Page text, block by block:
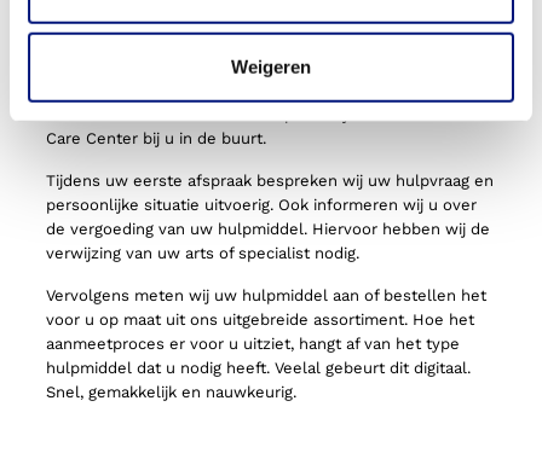
Weigeren
Uw huisarts of specialist bepaalt doorgaans of u een
orthopedisch hulpmiddel nodig heeft. Met deze verwijzing
Care Center bij u in de buurt.
Tijdens uw eerste afspraak bespreken wij uw hulpvraag en
persoonlijke situatie uitvoerig. Ook informeren wij u over
de vergoeding van uw hulpmiddel. Hiervoor hebben wij de
verwijzing van uw arts of specialist nodig.
Vervolgens meten wij uw hulpmiddel aan of bestellen het
voor u op maat uit ons uitgebreide assortiment. Hoe het
aanmeetproces er voor u uitziet, hangt af van het type
hulpmiddel dat u nodig heeft. Veelal gebeurt dit digitaal.
Snel, gemakkelijk en nauwkeurig.